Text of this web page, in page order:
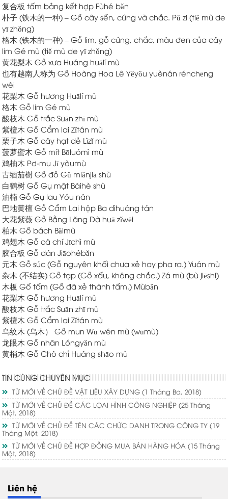
复合板 tấm bảng kết hợp Fùhé bǎn
朴子 (铁木的一种) – Gỗ cây sến, cứng và chắc. Pǔ zi (tiě mù de
yī zhǒng)
格木 (铁木的一种) – Gỗ lim, gỗ cứng, chắc, màu đen của cây
limGé mù (tiě mù de yī zhǒng)
黄花梨木 Gỗ xưa Huáng huālí mù
也有越南人称为 Gỗ Hoàng Hoa LêYěyǒu yuènán rénchēng
wèi
花梨木 Gỗ hương Huālí mù
格木 Gỗ limGé mù
酸枝木 Gỗ trắcSuān zhī mù
紫檀木 Gỗ Cẩm laiZǐtán mù
栗子木 Gỗ cây hạt dẻ Lìzǐ mù
菠萝蜜木 Gỗ mít Bōluómì mù
鸡柚木 Pơ-muJī yòumù
古缅茄樹 Gỗ đỏGǔ miǎnjiā shù
白鹤树 Gỗ Gụ mật Báihè shù
油楠 Gỗ Gụ lauYóu nán
巴地黄檀 Gỗ Cẩm Lai hộp Ba dìhuáng tán
大花紫薇 Gỗ Bằng Lăng Dà huā zǐwēi
柏木 Gỗ bách Bǎimù
鸡翅木 Gỗ cà chíJīchì mù
胶合板 Gỗ dánJiāohébǎn
元木 Gỗ súc (Gỗ nguyên khối chưa xẻ hay pha ra.)Yuán mù
杂木 (不结实) Gỗ tạp (Gỗ xấu, không chắc.)Zá mù (bù jiēshi)
木板 Gố tấm (Gỗ đã xẻ thành tấm.) Mùbǎn
花梨木 Gỗ hương Huālí mù
酸枝木 Gỗ trắcSuān zhī mù
紫檀木 Gỗ Cẩm laiZǐtán mù
乌纹木 (乌木） Gỗ munWū wén mù (wūmù)
龙眼木 Gỗ nhãn Lóngyǎn mù
黄梢木 Gỗ Chò chỉ Huáng shāo mù
TIN CÙNG CHUYÊN MỤC
TỪ MỚI VỀ CHỦ ĐỀ VẬT LIỆU XÂY DỰNG(1 Tháng Ba, 2018)
TỪ MỚI VỀ CHỦ ĐỀ CÁC LỌAI HÌNH CÔNG NGHIỆP(25 Tháng
Một, 2018)
TỪ MỚI VỀ CHỦ ĐỀ TÊN CÁC CHỨC DANH TRONG CÔNG TY(19
Tháng Một, 2018)
TỪ MỚI VỀ CHỦ ĐỀ HỢP ĐỒNG MUA BÁN HÀNG HÓA(15 Tháng
Một, 2018)
Liên hệ